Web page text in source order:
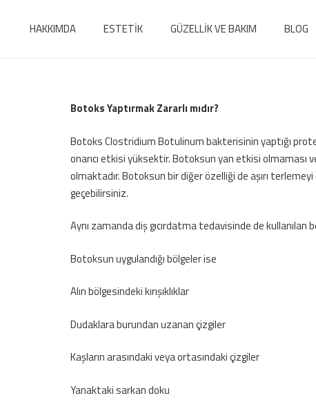
HAKKIMDA ESTETİK GÜZELLİK VE BAKIM BLOG
Botoks Yaptırmak Zararlı mıdır?
Botoks Clostridium Botulinum bakterisinin yaptığı
onarıcı etkisi yüksektir. Botoksun yan etkisi olmaması
olmaktadır. Botoksun bir diğer özelliği de aşırı
geçebilirsiniz.
Aynı zamanda diş gıcırdatma tedavisinde de
Botoksun uygulandığı bölgeler ise
Alın bölgesindeki kırışıklıklar
Dudaklara burundan uzanan çizgiler
Kaşların arasındaki veya ortasındaki çizgiler
Yanaktaki sarkan doku